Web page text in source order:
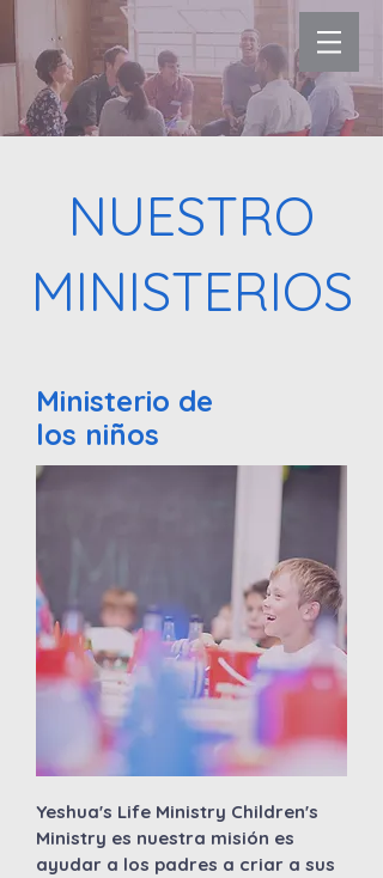
Ministerio de
los niños
Yeshua's Life Ministry Children's
Ministry es nuestra misión es
ayudar a los padres a criar a sus
NUESTRO
MINISTERIOS